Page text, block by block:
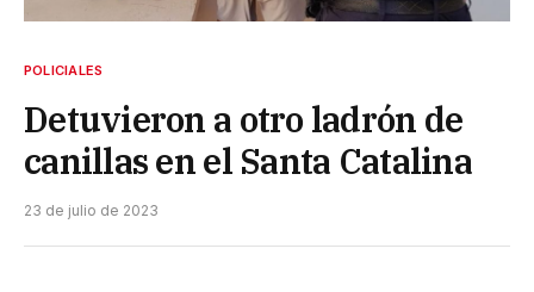
POLICIALES
Detuvieron a otro ladrón de
canillas en el Santa Catalina
23 de julio de 2023